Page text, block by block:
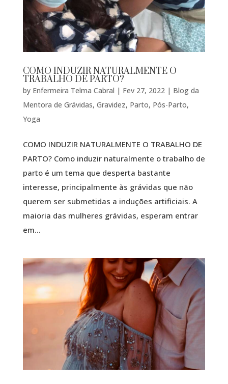
COMO INDUZIR NATURALMENTE O
TRABALHO DE PARTO?
by Enfermeira Telma Cabral | Fev 27, 2022| Blog da
Mentora de Grávidas, Gravidez, Parto, Pós-Parto,
Yoga
COMO INDUZIR NATURALMENTE O TRABALHO DE
PARTO? Como induzir naturalmente o trabalho de
parto é um tema que desperta bastante
interesse, principalmente às grávidas que não
querem ser submetidas a induções artificiais. A
maioria das mulheres grávidas, esperam entrar
em...